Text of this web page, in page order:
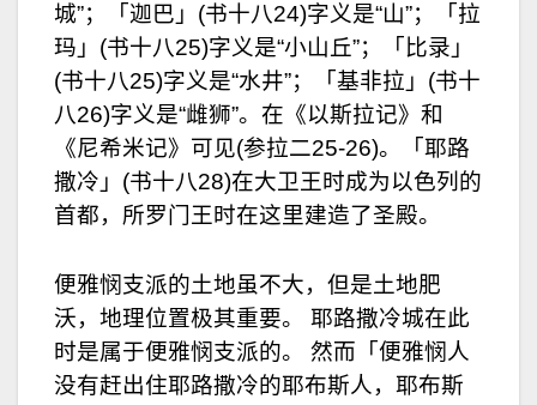
城”；「迦巴」(书十八24)字义是“山”；「拉
玛」(书十八25)字义是“小山丘”；「比录」
(书十八25)字义是“水井”；「基非拉」(书十
八26)字义是“雌狮”。在《以斯拉记》和
《尼希米记》可见(参拉二25-26)。「耶路
撒冷」(书十八28)在大卫王时成为以色列的
首都，所罗门王时在这里建造了圣殿。
便雅悯支派的土地虽不大，但是土地肥
沃，地理位置极其重要。 耶路撒冷城在此
时是属于便雅悯支派的。 然而「便雅悯人
没有赶出住耶路撒冷的耶布斯人，耶布斯